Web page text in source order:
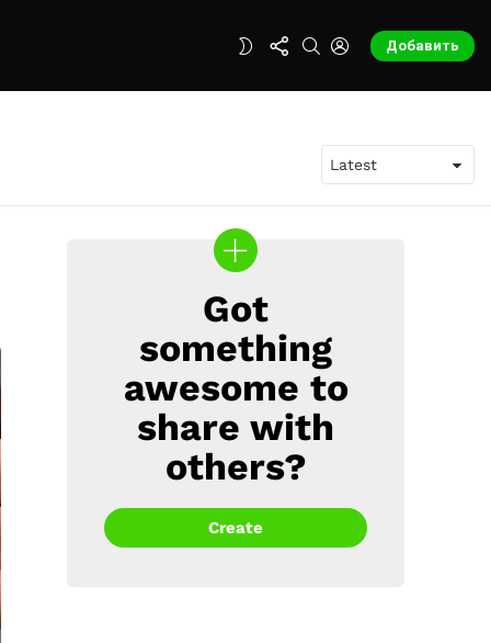
SWITCH
SEARCHLOGIN Добавить
CREATEGot
something
awesome to
share with
others?
Create